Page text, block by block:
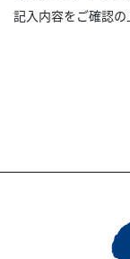
記入内容をご確認の